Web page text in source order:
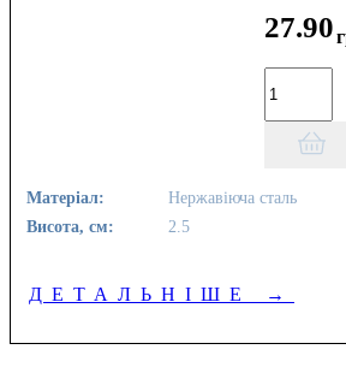
27.90
Матеріал:
Нержавіюча сталь
Висота, см:
2.5
ДЕТАЛЬНІШЕ →